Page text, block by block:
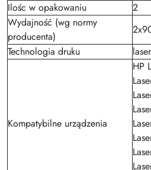
Ilośc w opakowaniu
2
Wydajność (wg normy
producenta)
Technologia druku
Kompatybilne urządzenia
HP